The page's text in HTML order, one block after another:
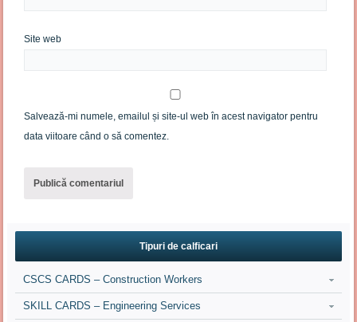
Site web
Salvează-mi numele, emailul și site-ul web în acest navigator pentru
data viitoare când o să comentez.
Tipuri de calficari
CSCS CARDS – Construction Workers
SKILL CARDS – Engineering Services